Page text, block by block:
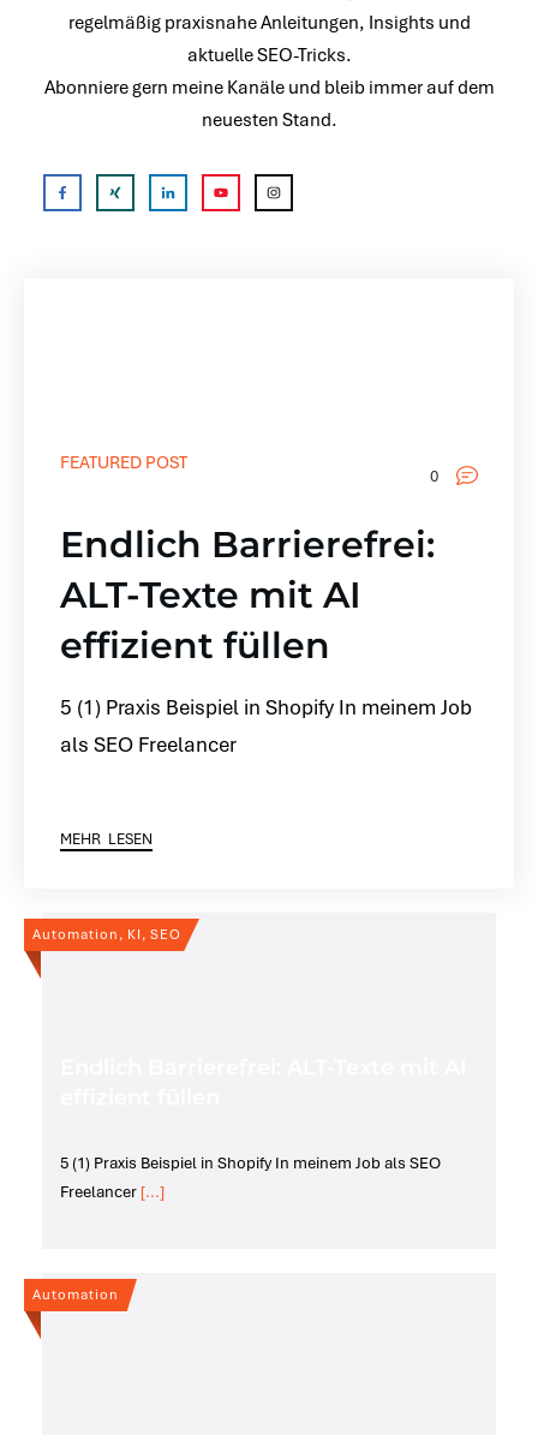
regelmäßig praxisnahe Anleitungen, Insights und
aktuelle SEO-Tricks.
Abonniere gern meine Kanäle und bleib immer auf dem
neuesten Stand.
FEATURED POST
0
Endlich Barrierefrei:
ALT-Texte mit AI
effizient füllen
5 (1) Praxis Beispiel in Shopify In meinem Job
als SEO Freelancer
MEHR LESEN
Automation, KI, SEO
5 (1) Praxis Beispiel in Shopify In meinem Job als SEO
Freelancer [...]
Automation